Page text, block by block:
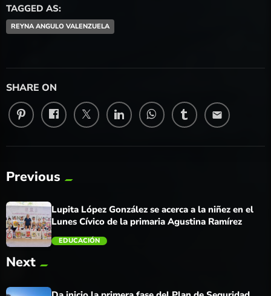
TAGGED AS:
REYNA ANGULO VALENZUELA
SHARE ON
email
Previous
trending_flat
Lupita López González se acerca a la niñez en el
Lunes Cívico de la primaria Agustina Ramírez
EDUCACIÓN
Next